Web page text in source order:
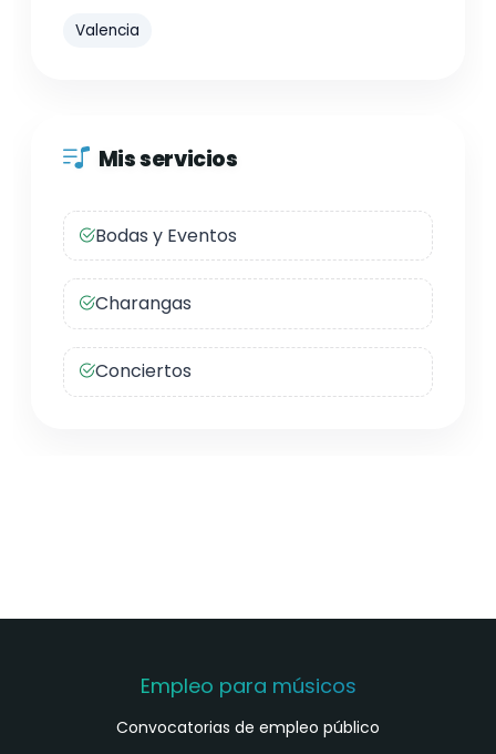
Valencia
Mis servicios
Bodas y Eventos
Charangas
Conciertos
Empleo para músicos
Convocatorias de empleo público